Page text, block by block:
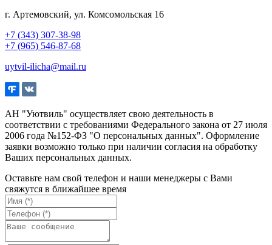
г. Артемовский, ул. Комсомольская 16
+7 (343) 307-38-98
+7 (965) 546-87-68
uytvil-ilicha@mail.ru
АН "Уютвиль" осуществляет свою деятельность в
соответствии с требованиями Федерального закона от 27 июля
2006 года №152-ФЗ "О персональных данных". Оформление
заявки возможно только при наличии согласия на обработку
Ваших персональных данных.
Оставьте нам свой телефон и наши менеджеры с Вами
свяжутся в ближайшее время